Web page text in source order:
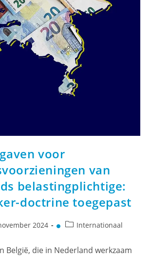
voor
van
belastingplichtige:
doctrine toegepast
2024 Internationaal
België, die in Nederland werkzaam